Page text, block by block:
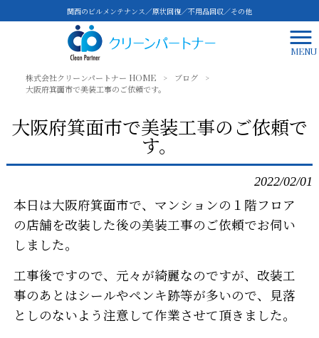
関西のビルメンテナンス／原状回復／不用品回収／その他
MENU
株式会社クリーンパートナー HOME > ブログ
>
大阪府箕面市で美装工事のご依頼です。
大阪府箕面市で美装工事のご依頼で
す。
2022/02/01
本日は大阪府箕面市で、マンションの１階フロア
の店舗を改装した後の美装工事のご依頼でお伺い
しました。
工事後ですので、元々が綺麗なのですが、改装工
事のあとはシールやペンキ跡等が多いので、見落
としのないよう注意して作業させて頂きました。